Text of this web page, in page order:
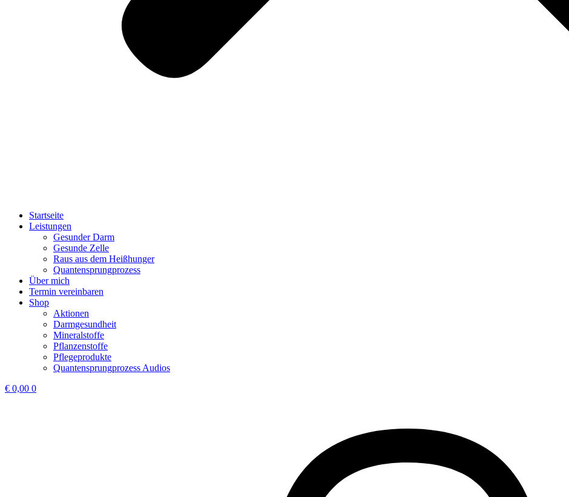
Startseite
Leistungen
Gesunder Darm
Gesunde Zelle
Raus aus dem Heißhunger
Quantensprungprozess
Über mich
Termin vereinbaren
Shop
Aktionen
Darmgesundheit
Mineralstoffe
Pflanzenstoffe
Pflegeprodukte
Quantensprungprozess Audios
€ 0,00 0